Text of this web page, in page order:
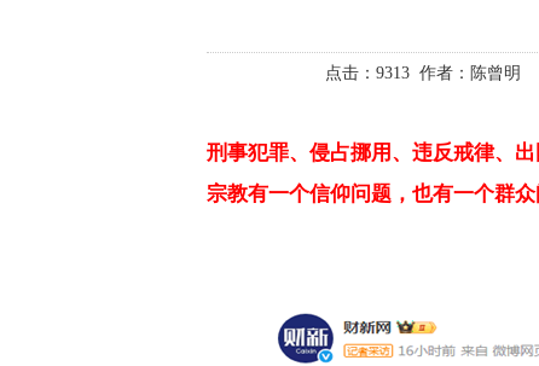
点击： 9313 作者：陈曾明
刑事犯罪、侵占挪用、违反戒律、
宗教有一个信仰问题，也有一个群